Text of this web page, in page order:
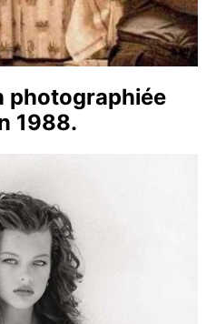
photographiée
1988.